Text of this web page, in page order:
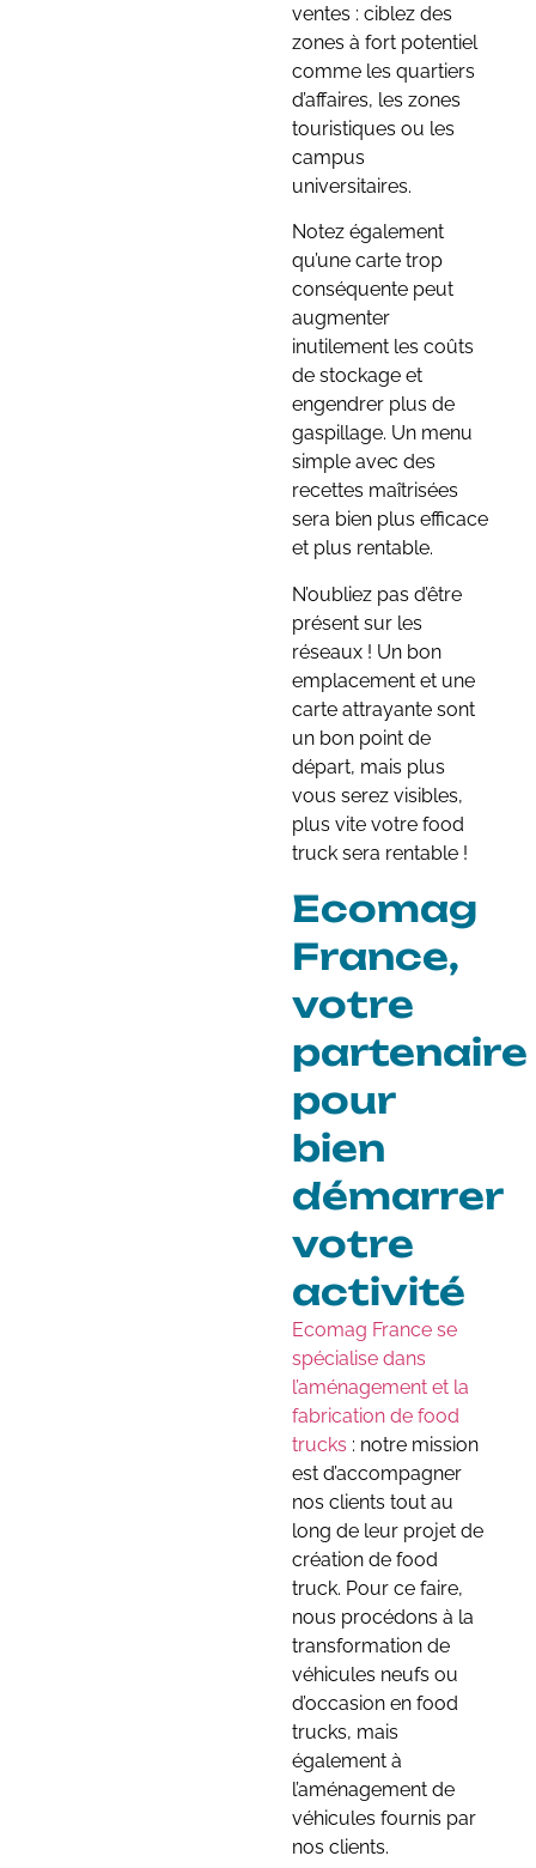
ventes : ciblez des
zones à fort potentiel
comme les quartiers
d’affaires, les zones
touristiques ou les
campus
universitaires.
Notez également
qu’une carte trop
conséquente peut
augmenter
inutilement les coûts
de stockage et
engendrer plus de
gaspillage. Un menu
simple avec des
recettes maîtrisées
sera bien plus efficace
et plus rentable.
N’oubliez pas d’être
présent sur les
réseaux ! Un bon
emplacement et une
carte attrayante sont
un bon point de
départ, mais plus
vous serez visibles,
plus vite votre food
truck sera rentable !
Ecomag
France,
votre
partenaire
pour
bien
démarrer
votre
activité
Ecomag France se
spécialise dans
l’aménagement et la
fabrication de food
trucks : notre mission
est d’accompagner
nos clients tout au
long de leur projet de
création de food
truck. Pour ce faire,
nous procédons à la
transformation de
véhicules neufs ou
d’occasion en food
trucks, mais
également à
l’aménagement de
véhicules fournis par
nos clients.